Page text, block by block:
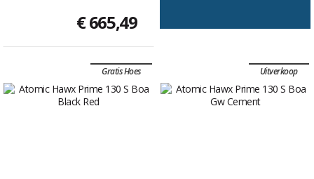
€ 665,49
Gratis Hoes Uitverkoop